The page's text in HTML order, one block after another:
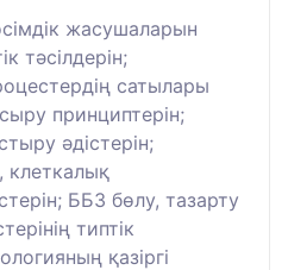
жасушаларын
тәсілдерін;
сатылары
принциптерін;
әдістерін;
клеткалық
ББЗ бөлу, тазарту
типтік
қазіргі